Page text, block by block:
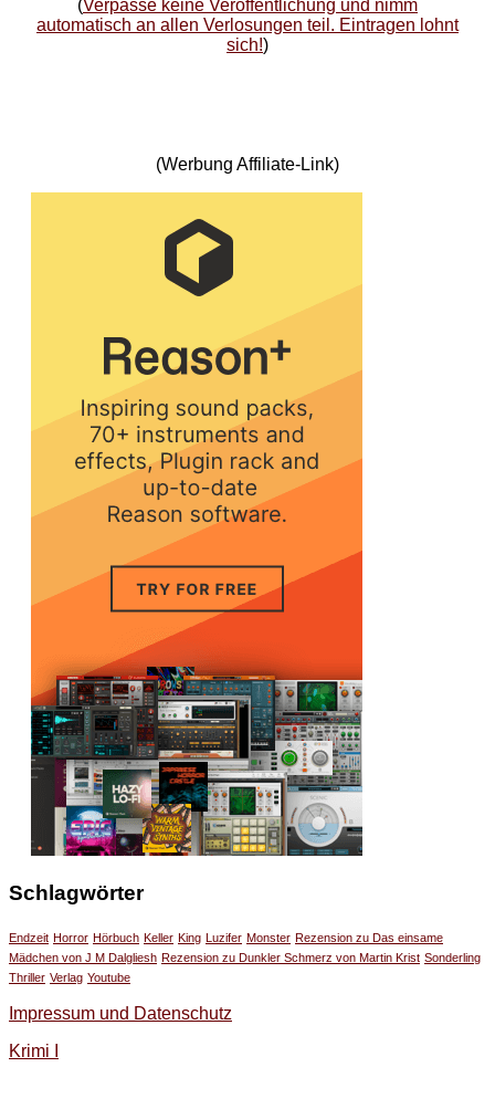
(Verpasse keine Veröffentlichung und nimm
automatisch an allen Verlosungen teil. Eintragen lohnt
sich!)
(Werbung Affiliate-Link)
Schlagwörter
Endzeit Horror Hörbuch Keller King Luzifer Monster Rezension zu Das einsame
Mädchen von J M Dalgliesh Rezension zu Dunkler Schmerz von Martin Krist Sonderling
Thriller Verlag Youtube
Impressum und Datenschutz
Krimi I